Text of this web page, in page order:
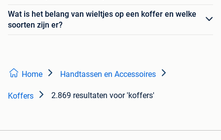
Wat is het belang van wieltjes op een koffer en welke
soorten zijn er?
Home Handtassen en Accessoires
Koffers 2.869 resultaten voor 'koffers'